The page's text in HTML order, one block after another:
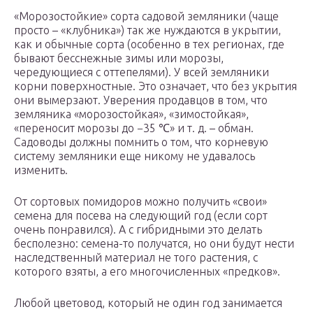
«Морозостойкие» сорта садовой земляники (чаще
просто – «клубника») так же нуждаются в укрытии,
как и обычные сорта (особенно в тех регионах, где
бывают бесснежные зимы или морозы,
чередующиеся с оттепелями). У всей земляники
корни поверхностные. Это означает, что без укрытия
они вымерзают. Уверения продавцов в том, что
земляника «морозостойкая», «зимостойкая»,
«переносит морозы до −35 ℃» и т. д. – обман.
Садоводы должны помнить о том, что корневую
систему земляники еще никому не удавалось
изменить.
От сортовых помидоров можно получить «свои»
семена для посева на следующий год (если сорт
очень понравился). А с гибридными это делать
бесполезно: семена-то получатся, но они будут нести
наследственный материал не того растения, с
которого взяты, а его многочисленных «предков».
Любой цветовод, который не один год занимается